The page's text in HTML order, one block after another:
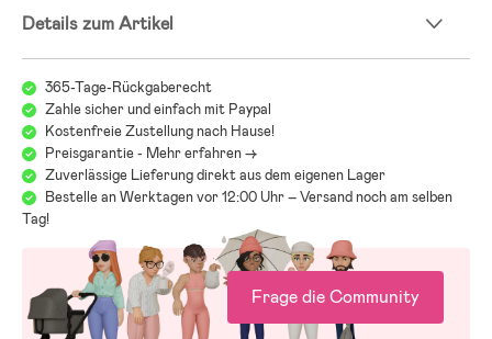
- Platz für ein Kind.
- Enthalten: Fahrrad-Kit, Spaziergeh-Set, Sonnenschutz.
- Altersempfehlung: ab 9 Monaten.
Details zum Artikel
365-Tage-Rückgaberecht
Zahle sicher und einfach mit Paypal
Kostenfreie Zustellung nach Hause!
Preisgarantie - Mehr erfahren ->
Zuverlässige Lieferung direkt aus dem eigenen Lager
Bestelle an Werktagen vor 12:00 Uhr – Versand noch am selben
Tag!
Frage die Community